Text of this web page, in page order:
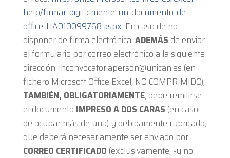
help/firmar-digitalmente-un-documento-de-
office-HA010099768.aspx. En caso de no
disponer de firma electrónica,ADEMÁS de enviar
el formulario por correo electrónico a la siguiente
dirección: ihconvocatoriaperson@unican.es (en
fichero Microsoft Office Excel, NO COMPRIMIDO),
TAMBIÉN, OBLIGATORIAMENTE, debe remitirse
el documento IMPRESO A DOS CARAS (en caso
de ocupar más de una) y debidamente rubricado,
que deberá necesariamente ser enviado por
CORREO CERTIFICADO (exclusivamente, -y no